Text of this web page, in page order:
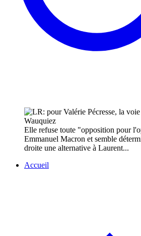
Elle refuse toute "opposition pour
Emmanuel Macron et semble
droite une alternative à Laurent...
Accueil